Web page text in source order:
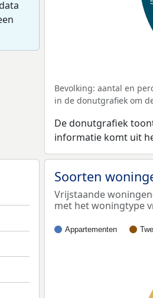
Bevolking: aantal en
in de donutgrafiek om
De donutgrafiek
informatie komt uit
Soorten
Vrijstaande
met het woningtype
Appartementen